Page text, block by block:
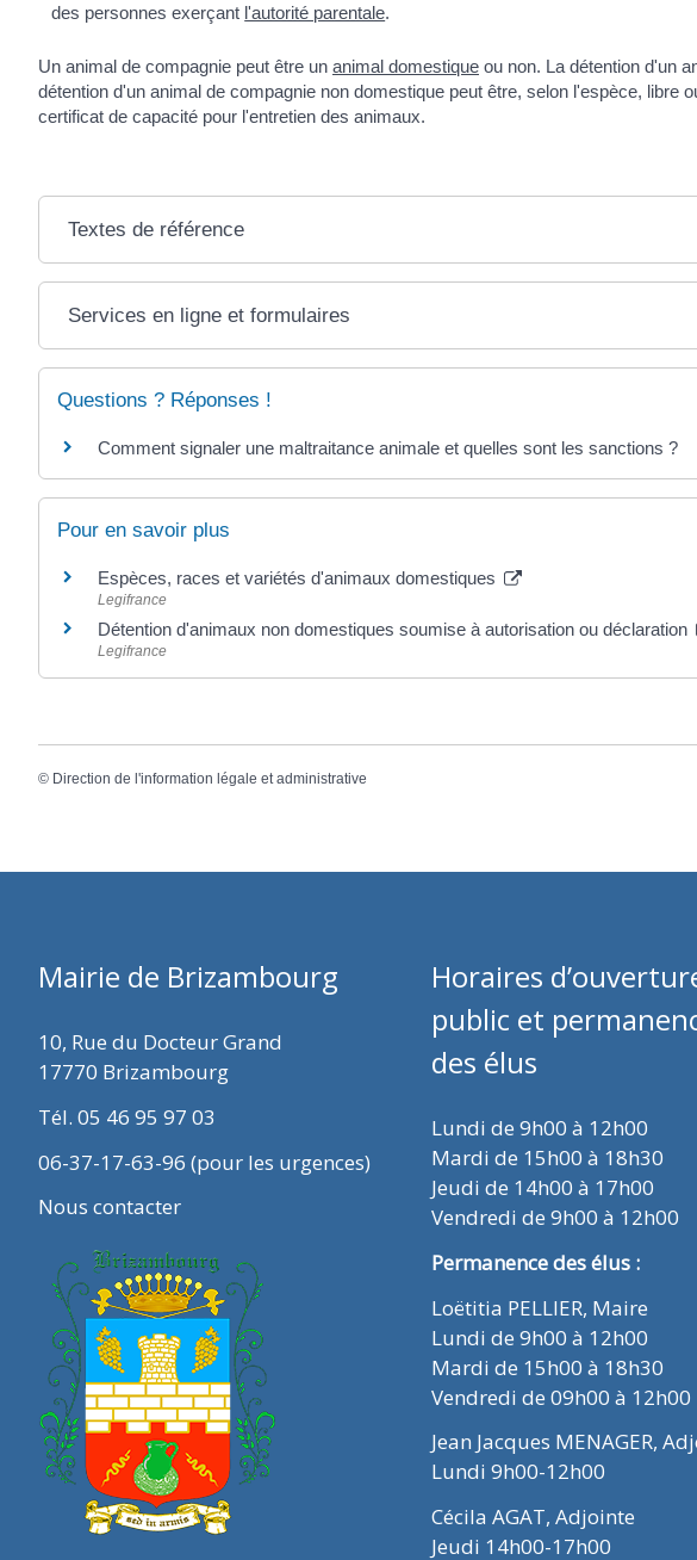
des personnes exerçant l'autorité parentale.
Un animal de compagnie peut être un animal domestique ou non. La détention d'un
détention d'un animal de compagnie non domestique peut être, selon l'espèce, libre
certificat de capacité pour l'entretien des animaux.
Textes de référence
Services en ligne et formulaires
Questions ? Réponses !
Comment signaler une maltraitance animale et quelles sont les sanctions ?
Pour en savoir plus
Espèces, races et variétés d'animaux domestiques
Legifrance
Détention d'animaux non domestiques soumise à autorisation ou déclaration
Legifrance
© Direction de l'information légale et administrative
Mairie de Brizambourg
10, Rue du Docteur Grand
17770 Brizambourg
Tél. 05 46 95 97 03
06-37-17-63-96 (pour les urgences)
Nous contacter
Horaires
public et
des élus
Lundi de 9h00 à 12h00
Mardi de 15h00 à 18h30
Jeudi de 14h00 à 17h00
Vendredi de 9h00 à 12h00
Permanence des élus :
Loëtitia PELLIER, Maire
Lundi de 9h00 à 12h00
Mardi de 15h00 à 18h30
Vendredi de 09h00 à 12h00
Jean Jacques MENAGER,
Lundi 9h00-12h00
Cécila AGAT, Adjointe
Jeudi 14h00-17h00